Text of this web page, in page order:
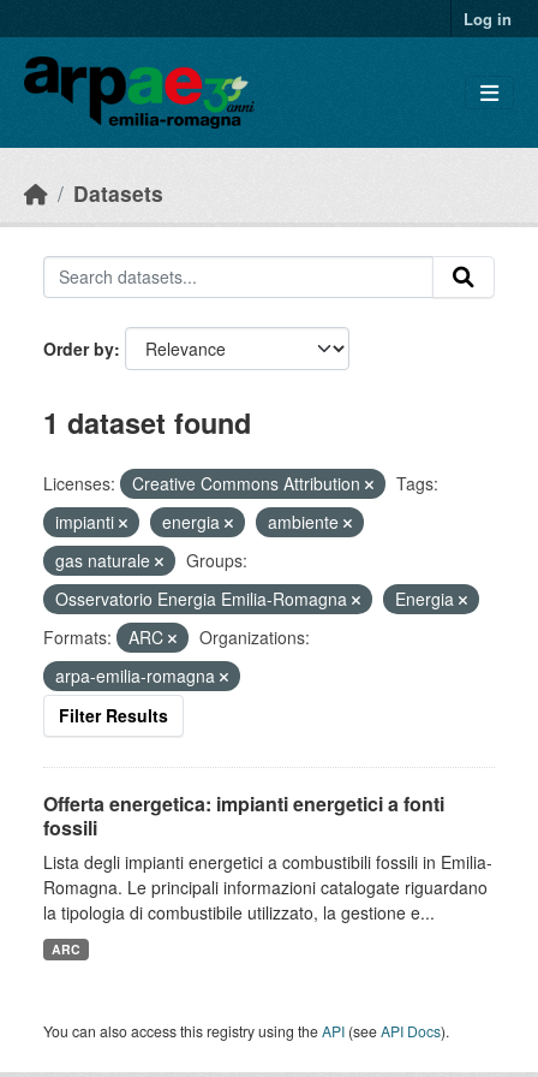
Log in
Datasets
Order by
1 dataset found
Licenses: Creative Commons Attribution
Tags:
impianti
energia
ambiente
gas naturale
Groups:
Osservatorio Energia Emilia-Romagna
Energia
Formats:
ARC
Organizations:
arpa-emilia-romagna
Filter Results
Offerta energetica: impianti energetici a fonti
fossili
Lista degli impianti energetici a combustibili fossili in Emilia-
Romagna. Le principali informazioni catalogate riguardano
la tipologia di combustibile utilizzato, la gestione e...
ARC
You can also access this registry using theAPI (seeAPI Docs).